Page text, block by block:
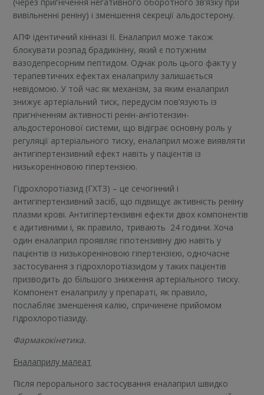
вивільненні реніну) і зменшення секреції альдостерону.
АПФ ідентичний кініназі ІІ. Еналаприл може також
блокувати розпад брадикініну, який є потужним
вазодепресорним пептидом. Однак роль цього факту у
терапевтичних ефектах еналаприлу залишається
невідомою. У той час як механізм, за яким еналаприл
знижує артеріальний тиск, передусім пов’язують із
пригніченням активності ренін-ангіотензин-
альдостеронової системи, що відіграє основну роль у
регуляції артеріального тиску, еналаприл може виявляти
антигіпертензивний ефект навіть у пацієнтів із
низькореніновою гіпертензією.
Гідрохлоротіазид (ГХТЗ) – це сечогінний і
антигіпертензивний засіб, що підвищує активність реніну
плазми крові. Антигіпертензивні ефекти двох компонентів
є адитивними і, як правило, тривають 24 години. Хоча
один еналаприл проявляє гіпотензивну дію навіть у
пацієнтів із низькореніновою гіпертензією, одночасне
застосування з гідрохлоротіазидом у таких пацієнтів
призводить до більшого зниження артеріального тиску.
Компонент еналаприлу у препараті, як правило,
послабляє зменшення калію, спричинене прийомом
гідрохлоротіазиду.
Фармакокінетика.
Еналаприлу малеат
Після перорального застосування еналаприл швидко